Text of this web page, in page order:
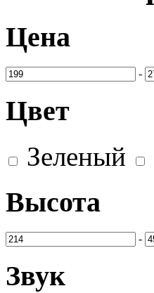
Цена
-
Цвет
Зеленый
Высота
-
Звук